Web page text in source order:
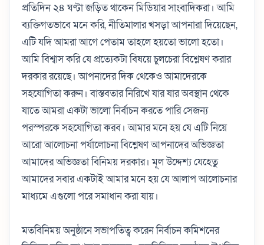
প্রতিদিন ২৪ ঘণ্টা জড়িত থাকেন মিডিয়ার সাংবাদিকরা। আমি
ব্যক্তিগতভাবে মনে করি, নীতিমালার খসড়া আপনারা দিয়েছেন,
এটি যদি আমরা আগে পেতাম তাহলে হয়তো ভালো হতো।
আমি বিশ্বাস করি যে প্রত্যেকটা বিষয়ে চুলচেরা বিশ্লেষণ করার
দরকার রয়েছে। আপনাদের দিক থেকেও আমাদেরকে
সহযোগিতা করুন। বাস্তবতার নিরিখে যার যার অবস্থান থেকে
যাতে আমরা একটা ভালো নির্বাচন করতে পারি সেজন্য
পরস্পরকে সহযোগিতা করব। আমার মনে হয় যে এটি নিয়ে
আরো আলোচনা পর্যালোচনা বিশ্লেষণ আপনাদের অভিজ্ঞতা
আমাদের অভিজ্ঞতা বিনিময় দরকার। মূল উদ্দেশ্য যেহেতু
আমাদের সবার একটাই আমার মনে হয় যে আলাপ আলোচনার
মাধ্যমে এগুলো পরে সমাধান করা যায়।
মতবিনিময় অনুষ্ঠানে সভাপতিত্ব করেন নির্বাচন কমিশনের